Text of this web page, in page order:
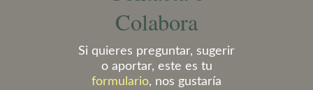
Colabora
Si quieres preguntar, sugerir
o aportar, este es tu
formulario, nos gustaría